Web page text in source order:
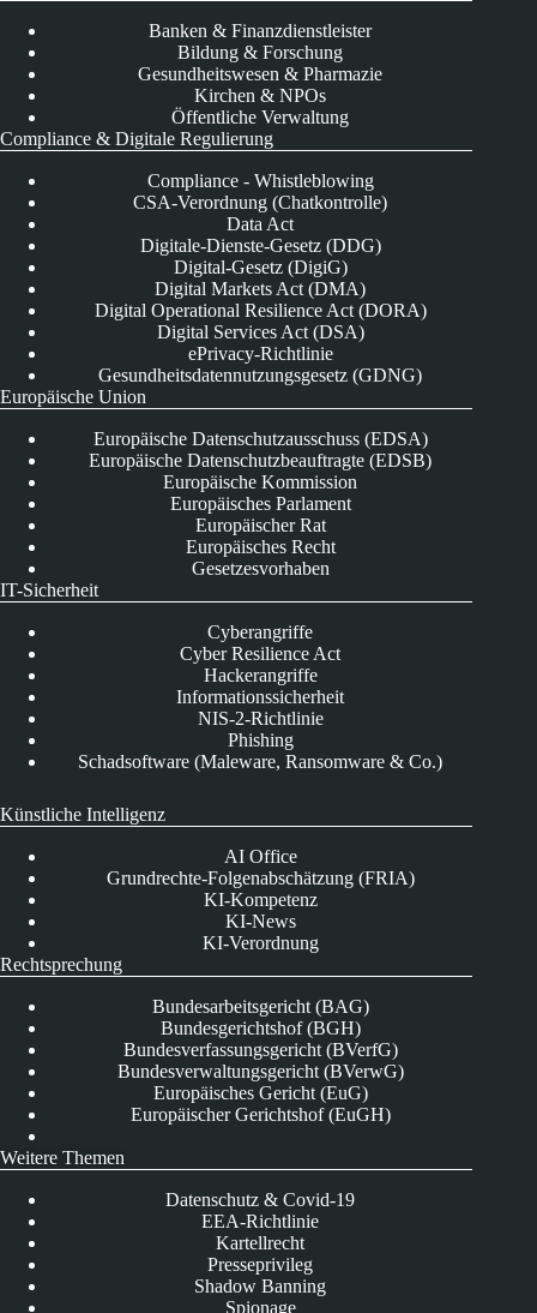
Banken & Finanzdienstleister
Bildung & Forschung
Gesundheitswesen & Pharmazie
Kirchen & NPOs
Öffentliche Verwaltung
Compliance & Digitale Regulierung
Compliance - Whistleblowing
CSA-Verordnung (Chatkontrolle)
Data Act
Digitale-Dienste-Gesetz (DDG)
Digital-Gesetz (DigiG)
Digital Markets Act (DMA)
Digital Operational Resilience Act (DORA)
Digital Services Act (DSA)
ePrivacy-Richtlinie
Gesundheitsdatennutzungsgesetz (GDNG)
Europäische Union
Europäische Datenschutzausschuss (EDSA)
Europäische Datenschutzbeauftragte (EDSB)
Europäische Kommission
Europäisches Parlament
Europäischer Rat
Europäisches Recht
Gesetzesvorhaben
IT-Sicherheit
Cyberangriffe
Cyber Resilience Act
Hackerangriffe
Informationssicherheit
NIS-2-Richtlinie
Phishing
Schadsoftware (Maleware, Ransomware & Co.)
Künstliche Intelligenz
AI Office
Grundrechte-Folgenabschätzung (FRIA)
KI-Kompetenz
KI-News
KI-Verordnung
Rechtsprechung
Bundesarbeitsgericht (BAG)
Bundesgerichtshof (BGH)
Bundesverfassungsgericht (BVerfG)
Bundesverwaltungsgericht (BVerwG)
Europäisches Gericht (EuG)
Europäischer Gerichtshof (EuGH)
Weitere Themen
Datenschutz & Covid-19
EEA-Richtlinie
Kartellrecht
Presseprivileg
Shadow Banning
Spionage